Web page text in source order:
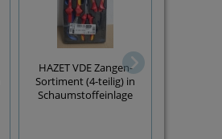
HAZET VDE Zangen-
Sortiment (4-teilig) in
Schaumstoffeinlage